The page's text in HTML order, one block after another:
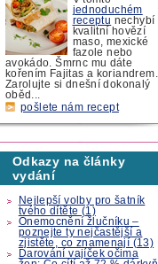
jednoduchém
receptu nechybí
kvalitní hovězí
maso, mexické
fazole nebo
avokádo. Šmrnc mu dáte
kořením Fajitas a koriandrem.
Zarolujte si dnešní dokonalý
oběd...
pošlete nám recept
Odkazy na články
vydání
Nejlepší volby pro šatník
tvého dítěte (1)
Onemocnění žlučníku –
poznejte ty nejčastější a
zjistěte, co znamenají (13)
Darování vajíček očima